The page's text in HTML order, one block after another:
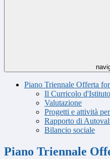
Piano Triennale Offerta
Il Curricolo d'Istituto
Valutazione
Progetti e attività
Rapporto di
Bilancio sociale
Piano Triennale